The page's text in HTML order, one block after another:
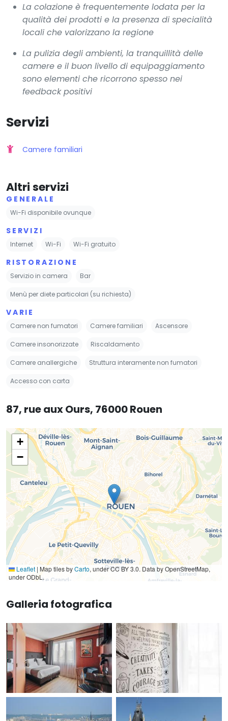
La colazione è frequentemente lodata per la
qualità dei prodotti e la presenza di specialità
locali che valorizzano la regione
La pulizia degli ambienti, la tranquillità delle
camere e il buon livello di equipaggiamento
sono elementi che ricorrono spesso nei
feedback positivi
Servizi
Camere familiari
Altri servizi
GENERALE
Wi-Fi disponibile ovunque
SERVIZI
Internet Wi-Fi Wi-Fi gratuito
RISTORAZIONE
Servizio in camera Bar
Menù per diete particolari (su richiesta)
VARIE
Camere non fumatori Camere familiari Ascensore
Camere insonorizzate Riscaldamento
Camere anallergiche Struttura interamente non fumatori
Accesso con carta
87, rue aux Ours, 76000 Rouen
+
−
Leaflet | Map tiles byCarto, under CC BY 3.0. Data by OpenStreetMap,
under ODbL.
Galleria fotografica